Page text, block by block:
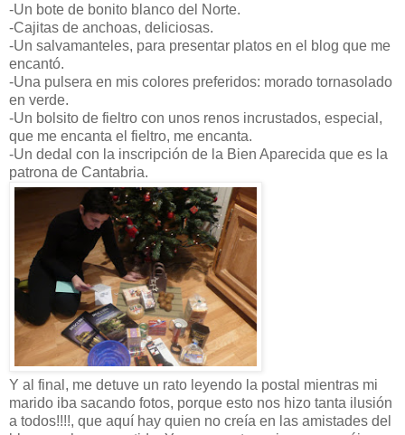
-Un bote de bonito blanco del Norte.
-Cajitas de anchoas, deliciosas.
-Un salvamanteles, para presentar platos en el blog que me
encantó.
-Una pulsera en mis colores preferidos: morado tornasolado
en verde.
-Un bolsito de fieltro con unos renos incrustados, especial,
que me encanta el fieltro, me encanta.
-Un dedal con la inscripción de la Bien Aparecida que es la
patrona de Cantabria.
Y al final, me detuve un rato leyendo la postal mientras mi
marido iba sacando fotos, porque esto nos hizo tanta ilusión
a todos!!!!, que aquí hay quien no creía en las amistades del